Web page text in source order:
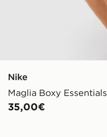
Nike
Maglia Boxy Essentials
35,00€